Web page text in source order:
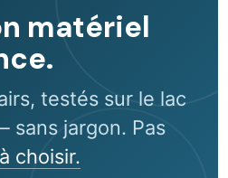
matériel
testés sur le lac
sans jargon. Pas
choisir.